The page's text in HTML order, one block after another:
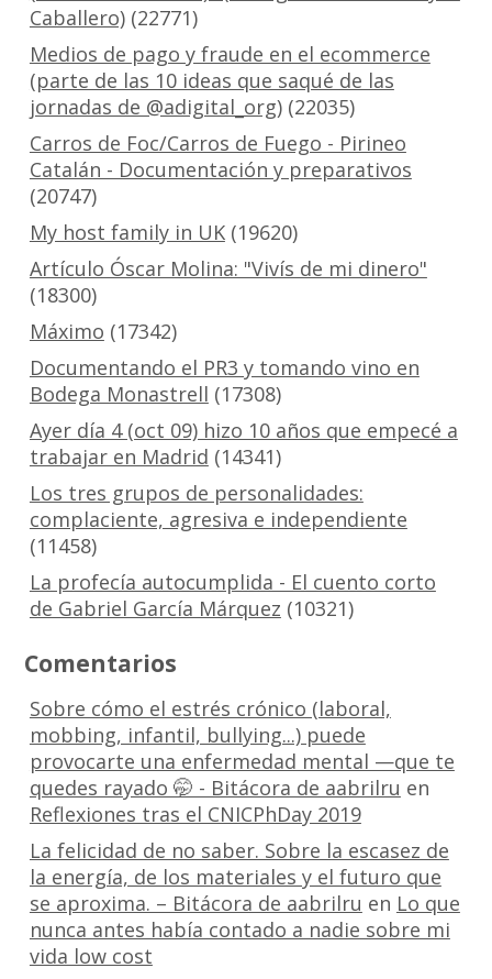
Caballero)(22771)
Medios de pago y fraude en el ecommerce
(parte de las 10 ideas que saqué de las
jornadas de @adigital_org)(22035)
Carros de Foc/Carros de Fuego - Pirineo
Catalán - Documentación y preparativos
(20747)
My host family in UK(19620)
Artículo Óscar Molina: "Vivís de mi dinero"
(18300)
Máximo (17342)
Documentando el PR3 y tomando vino en
Bodega Monastrell (17308)
Ayer día 4 (oct 09) hizo 10 años que empecé a
trabajar en Madrid (14341)
Los tres grupos de personalidades:
complaciente, agresiva e independiente
(11458)
La profecía autocumplida - El cuento corto
de Gabriel García Márquez (10321)
Comentarios
Sobre cómo el estrés crónico (laboral,
mobbing, infantil, bullying...) puede
provocarte una enfermedad mental —que te
quedes rayado 🤭 - Bitácora de aabrilru en
Reflexiones tras el CNICPhDay 2019
La felicidad de no saber. Sobre la escasez de
la energía, de los materiales y el futuro que
se aproxima. – Bitácora de aabrilru en Lo que
nunca antes había contado a nadie sobre mi
vida low cost